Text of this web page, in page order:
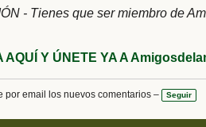
- Tienes que ser miembro de
AQUÍ Y ÚNETE YA A
por email los nuevos comentarios – Seguir